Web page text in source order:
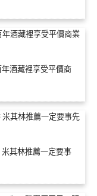
年酒藏裡享受平價商
米其林推薦一定要事